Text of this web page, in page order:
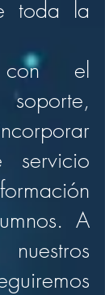
toda la
con el
servicio
A